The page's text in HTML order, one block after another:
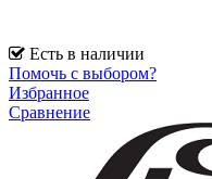
Есть в наличии
Помочь с выбором?
Избранное
Сравнение